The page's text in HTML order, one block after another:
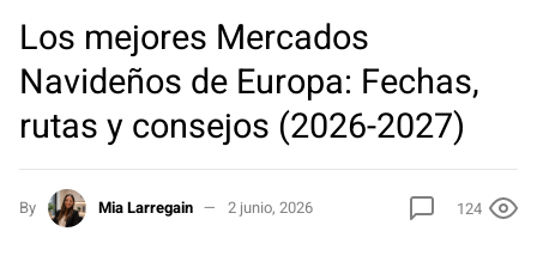
Los mejores Mercados
Navideños de Europa: Fechas,
rutas y consejos (2026-2027)
By Mia Larregain 2 junio, 2026 124